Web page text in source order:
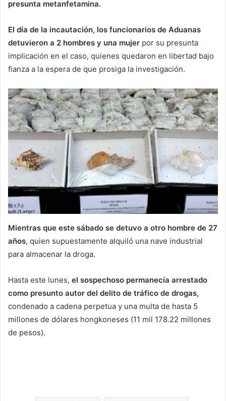
presunta metanfetamina.
El día de la incautación, los funcionarios de Aduanas
detuvieron a 2 hombres y una mujer por su presunta
implicación en el caso, quienes quedaron en libertad bajo
fianza a la espera de que prosiga la investigación.
Mientras que este sábado se detuvo a otro hombre de 27
años, quien supuestamente alquiló una nave industrial
para almacenar la droga.
Hasta este lunes, el sospechoso permanecía arrestado
como presunto autor del delito de tráfico de drogas,
condenado a cadena perpetua y una multa de hasta 5
millones de dólares hongkoneses (11 mil 178.22 millones
de pesos).